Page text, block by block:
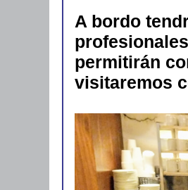
A bordo
permitirán
visitaremos